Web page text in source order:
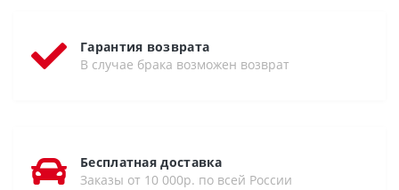
Гарантия возврата
В случае брака возможен возврат
Бесплатная доставка
Заказы от 10 000р. по всей России